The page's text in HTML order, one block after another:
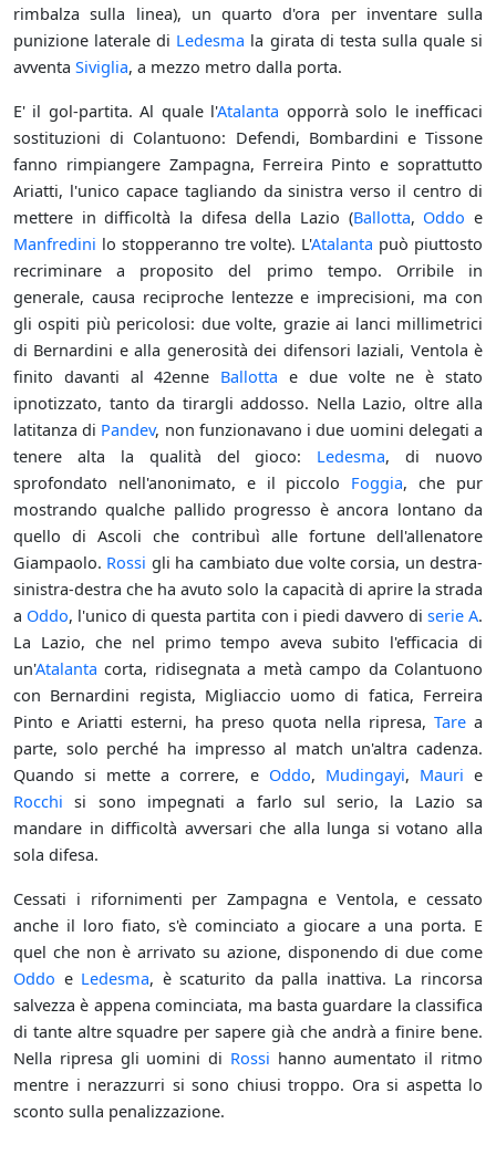
rimbalza sulla linea), un quarto d'ora per inventare sulla
punizione laterale di Ledesma la girata di testa sulla quale si
avventa Siviglia, a mezzo metro dalla porta.
E' il gol-partita. Al quale l'Atalanta opporrà solo le inefficaci
sostituzioni di Colantuono: Defendi, Bombardini e Tissone
fanno rimpiangere Zampagna, Ferreira Pinto e soprattutto
Ariatti, l'unico capace tagliando da sinistra verso il centro di
mettere in difficoltà la difesa della Lazio (Ballotta, Oddo e
Manfredini lo stopperanno tre volte). L'Atalanta può piuttosto
recriminare a proposito del primo tempo. Orribile in
generale, causa reciproche lentezze e imprecisioni, ma con
gli ospiti più pericolosi: due volte, grazie ai lanci millimetrici
di Bernardini e alla generosità dei difensori laziali, Ventola è
finito davanti al 42enne Ballotta e due volte ne è stato
ipnotizzato, tanto da tirargli addosso. Nella Lazio, oltre alla
latitanza di Pandev, non funzionavano i due uomini delegati a
tenere alta la qualità del gioco: Ledesma, di nuovo
sprofondato nell'anonimato, e il piccolo Foggia, che pur
mostrando qualche pallido progresso è ancora lontano da
quello di Ascoli che contribuì alle fortune dell'allenatore
Giampaolo. Rossi gli ha cambiato due volte corsia, un destra-
sinistra-destra che ha avuto solo la capacità di aprire la strada
a Oddo, l'unico di questa partita con i piedi davvero di serie A.
La Lazio, che nel primo tempo aveva subito l'efficacia di
un'Atalanta corta, ridisegnata a metà campo da Colantuono
con Bernardini regista, Migliaccio uomo di fatica, Ferreira
Pinto e Ariatti esterni, ha preso quota nella ripresa, Tare a
parte, solo perché ha impresso al match un'altra cadenza.
Quando si mette a correre, e Oddo, Mudingayi, Mauri e
Rocchi si sono impegnati a farlo sul serio, la Lazio sa
mandare in difficoltà avversari che alla lunga si votano alla
sola difesa.
Cessati i rifornimenti per Zampagna e Ventola, e cessato
anche il loro fiato, s'è cominciato a giocare a una porta. E
quel che non è arrivato su azione, disponendo di due come
Oddo e Ledesma, è scaturito da palla inattiva. La rincorsa
salvezza è appena cominciata, ma basta guardare la classifica
di tante altre squadre per sapere già che andrà a finire bene.
Nella ripresa gli uomini di Rossi hanno aumentato il ritmo
mentre i nerazzurri si sono chiusi troppo. Ora si aspetta lo
sconto sulla penalizzazione.